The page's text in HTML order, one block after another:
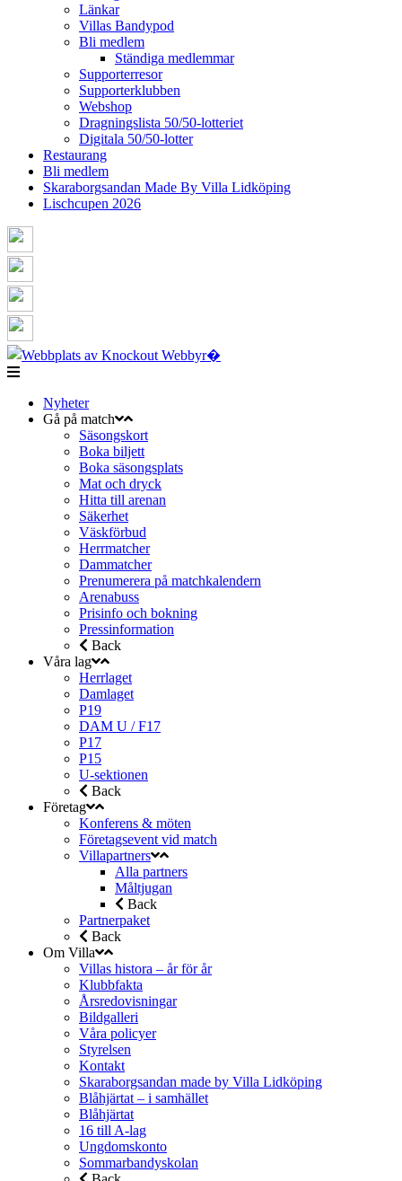
Länkar
Villas Bandypod
Bli medlem
Ständiga medlemmar
Supporterresor
Supporterklubben
Webshop
Dragningslista 50/50-lotteriet
Digitala 50/50-lotter
Restaurang
Bli medlem
Skaraborgsandan Made By Villa Lidköping
Lischcupen 2026
Nyheter
Gå på match
Säsongskort
Boka biljett
Boka säsongsplats
Mat och dryck
Hitta till arenan
Säkerhet
Väskförbud
Herrmatcher
Dammatcher
Prenumerera på matchkalendern
Arenabuss
Prisinfo och bokning
Pressinformation
Back
Våra lag
Herrlaget
Damlaget
P19
DAM U / F17
P17
P15
U-sektionen
Back
Företag
Konferens & möten
Företagsevent vid match
Villapartners
Alla partners
Måltjugan
Back
Partnerpaket
Back
Om Villa
Villas histora – år för år
Klubbfakta
Årsredovisningar
Bildgalleri
Våra policyer
Styrelsen
Kontakt
Skaraborgsandan made by Villa Lidköping
Blåhjärtat – i samhället
Blåhjärtat
16 till A-lag
Ungdomskonto
Sommarbandyskolan